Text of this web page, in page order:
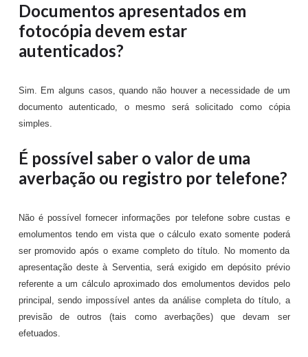
Documentos apresentados em
fotocópia devem estar
autenticados?
Sim. Em alguns casos, quando não houver a necessidade de um
documento autenticado, o mesmo será solicitado como cópia
simples.
É possível saber o valor de uma
averbação ou registro por telefone?
Não é possível fornecer informações por telefone sobre custas e
emolumentos tendo em vista que o cálculo exato somente poderá
ser promovido após o exame completo do título. No momento da
apresentação deste à Serventia, será exigido em depósito prévio
referente a um cálculo aproximado dos emolumentos devidos pelo
principal, sendo impossível antes da análise completa do título, a
previsão de outros (tais como averbações) que devam ser
efetuados.